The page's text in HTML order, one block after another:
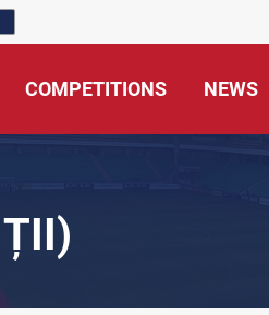
COMPETITIONS NEWS